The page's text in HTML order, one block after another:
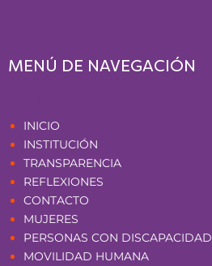
MENÚ DE NAVEGACIÓN
INICIO
INSTITUCIÓN
TRANSPARENCIA
REFLEXIONES
CONTACTO
MUJERES
PERSONAS CON DISCAPACIDAD
MOVILIDAD HUMANA